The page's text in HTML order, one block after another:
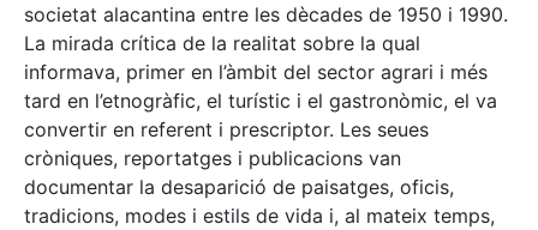
societat alacantina entre les dècades de 1950 i 1990.
La mirada crítica de la realitat sobre la qual
informava, primer en l’àmbit del sector agrari i més
tard en l’etnogràfic, el turístic i el gastronòmic, el va
convertir en referent i prescriptor. Les seues
cròniques, reportatges i publicacions van
documentar la desaparició de paisatges, oficis,
tradicions, modes i estils de vida i, al mateix temps,